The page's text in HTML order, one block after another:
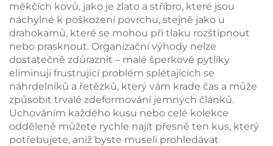
měkčích kovů, jako je zlato a stříbro, které jsou
náchylné k poškození povrchu, stejně jako u
drahokamů, které se mohou při tlaku rozštípnout
nebo prasknout. Organizační výhody nelze
dostatečně zdůraznit – malé šperkové pytlíky
eliminují frustrující problém splétajících se
náhrdelníků a řetězků, který vám krade čas a může
způsobit trvalé zdeformování jemných článků.
Uchováním každého kusu nebo celé kolekce
odděleně můžete rychle najít přesně ten kus, který
potřebujete, aniž byste museli prohledávat